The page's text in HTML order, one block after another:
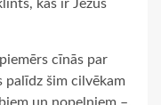
kas ir Jēzus
cīnās par
šim cilvēkam
un nopelniem –,